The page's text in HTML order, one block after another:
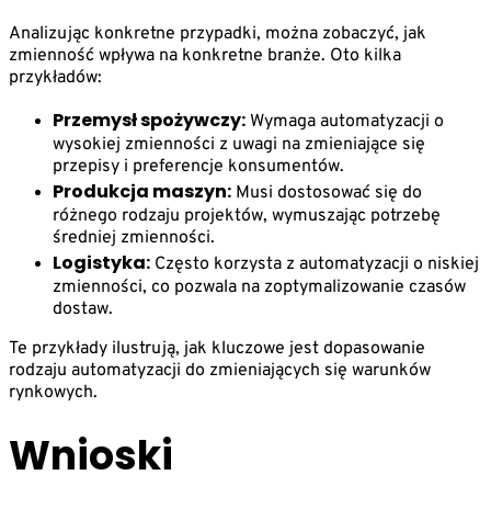
Analizując konkretne przypadki, można zobaczyć, jak
zmienność wpływa na konkretne branże. Oto kilka
przykładów:
Przemysł spożywczy: Wymaga automatyzacji o
wysokiej zmienności z uwagi na zmieniające się
przepisy i preferencje konsumentów.
Produkcja maszyn: Musi dostosować się do
różnego rodzaju projektów, wymuszając potrzebę
średniej zmienności.
Logistyka: Często korzysta z automatyzacji o niskiej
zmienności, co pozwala na zoptymalizowanie czasów
dostaw.
Te przykłady ilustrują, jak kluczowe jest dopasowanie
rodzaju automatyzacji do zmieniających się warunków
rynkowych.
Wnioski